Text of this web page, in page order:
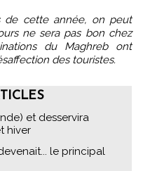
de cette année, on peut
ne sera pas bon chez
du Maghreb ont
des touristes.
et desservira
hiver
le principal